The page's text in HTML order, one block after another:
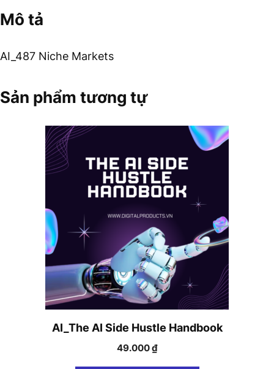
Mô tả
AI_487 Niche Markets
Sản phẩm tương tự
AI_The AI Side Hustle Handbook
49.000₫